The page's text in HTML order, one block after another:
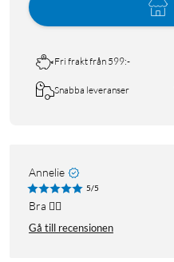
Fri frakt från 599:-
Snabba leveranser
Annelie
5/5
Bra 👍🏻
Gå till recensionen